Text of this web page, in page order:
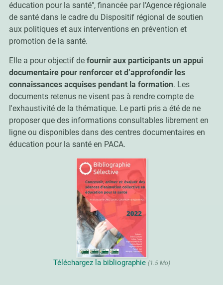
éducation pour la santé", financée par l’Agence régionale
de santé dans le cadre du Dispositif régional de soutien
aux politiques et aux interventions en prévention et
promotion de la santé.
Elle a pour objectif de fournir aux participants un appui
documentaire pour renforcer et d’approfondir les
connaissances acquises pendant la formation. Les
documents retenus ne visent pas à rendre compte de
l'exhaustivité de la thématique. Le parti pris a été de ne
proposer que des informations consultables librement en
ligne ou disponibles dans des centres documentaires en
éducation pour la santé en PACA.
Téléchargez la bibliographie (1.5 Mo)